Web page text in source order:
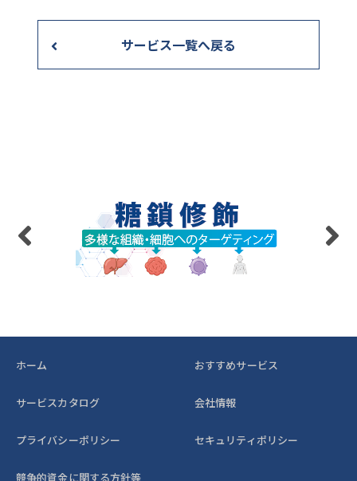
サービス一覧へ戻る
ホーム おすすめサービス
サービスカタログ 会社情報
プライバシーポリシー セキュリティポリシー
競争的資金に関する方針等